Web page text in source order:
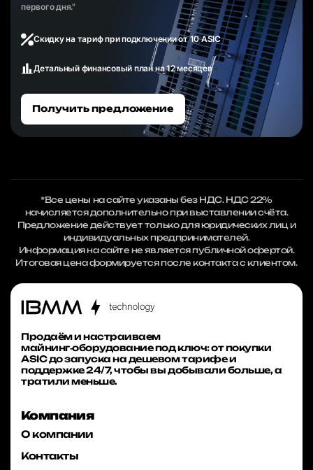
первого дня."
Скидку на тариф при подключении от 10 ASIC
Детальный финансовый план на 12 месяцев
Получить предложение
*Все цены на сайте указаны без НДС. НДС 22%
начисляется дополнительно при выставлении счёта.
Предложение действует только для юридических лиц и
индивидуальных предпринимателей.
Информация на сайте не является публичной офертой.
Итоговая цена формируется после контакта с клиентом.
Продаём и настраиваем
майнинг‑оборудование под ключ: от покупки
ASIC до запуска на дешевом тарифе и
поддержке 24/7, чтобы вы добывали больше, а
тратили меньше.
Компания
О компании
Контакты